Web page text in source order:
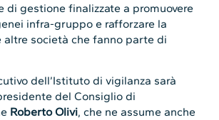
di gestione finalizzate a promuovere
infra-gruppo e rafforzare la
altre società che fanno parte di
dell’Istituto di vigilanza sarà
del Consiglio di
Roberto Olivi, che ne assume anche